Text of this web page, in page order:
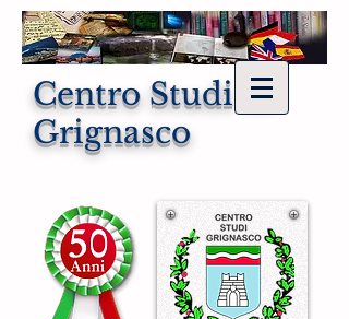
Centro Studi di
Grignasco